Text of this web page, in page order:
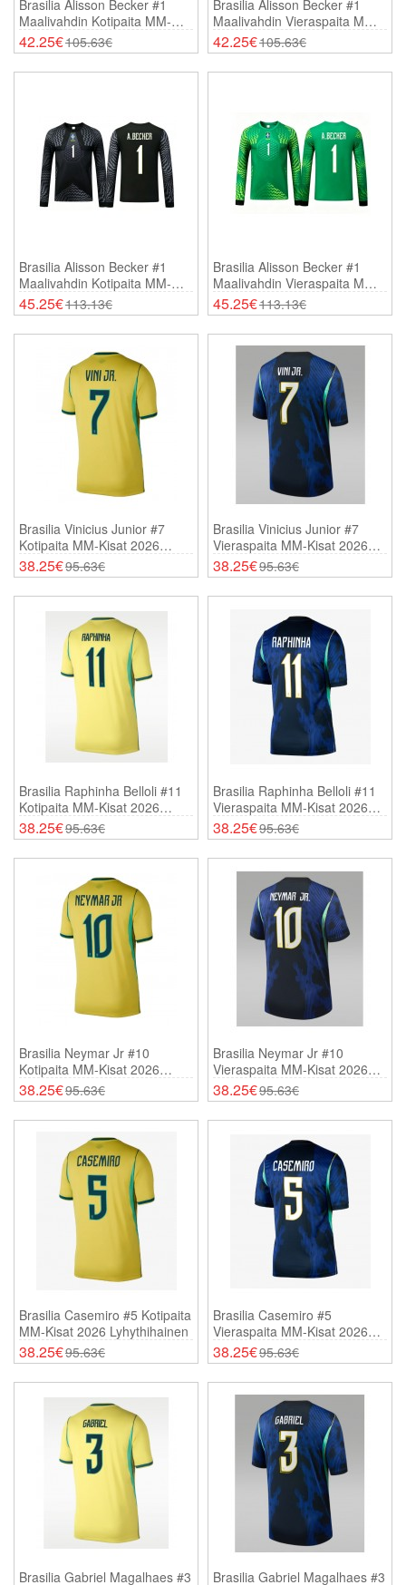
Brasilia Alisson Becker #1
Maalivahdin Kotipaita MM-
Kisat 2026 Lyhythihainen
42.25€105.63€
Brasilia Alisson Becker #1
Maalivahdin Vieraspaita MM-
Kisat 2026 Lyhythihainen
42.25€105.63€
Brasilia Alisson Becker #1
Maalivahdin Kotipaita MM-
Kisat 2026 Pitkähihainen
45.25€113.13€
Brasilia Alisson Becker #1
Maalivahdin Vieraspaita MM-
Kisat 2026 Pitkähihainen
45.25€113.13€
Brasilia Vinicius Junior #7
Kotipaita MM-Kisat 2026
Lyhythihainen
38.25€95.63€
Brasilia Vinicius Junior #7
Vieraspaita MM-Kisat 2026
Lyhythihainen
38.25€95.63€
Brasilia Raphinha Belloli #11
Kotipaita MM-Kisat 2026
Lyhythihainen
38.25€95.63€
Brasilia Raphinha Belloli #11
Vieraspaita MM-Kisat 2026
Lyhythihainen
38.25€95.63€
Brasilia Neymar Jr #10
Kotipaita MM-Kisat 2026
Lyhythihainen
38.25€95.63€
Brasilia Neymar Jr #10
Vieraspaita MM-Kisat 2026
Lyhythihainen
38.25€95.63€
Brasilia Casemiro #5 Kotipaita
MM-Kisat 2026 Lyhythihainen
38.25€95.63€
Brasilia Casemiro #5
Vieraspaita MM-Kisat 2026
Lyhythihainen
38.25€95.63€
Brasilia Gabriel Magalhaes #3
Brasilia Gabriel Magalhaes #3